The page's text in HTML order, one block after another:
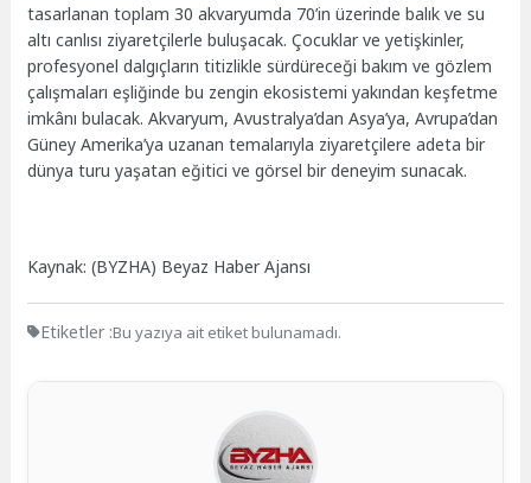
tasarlanan toplam 30 akvaryumda 70’in üzerinde balık ve su
altı canlısı ziyaretçilerle buluşacak. Çocuklar ve yetişkinler,
profesyonel dalgıçların titizlikle sürdüreceği bakım ve gözlem
çalışmaları eşliğinde bu zengin ekosistemi yakından keşfetme
imkânı bulacak. Akvaryum, Avustralya’dan Asya’ya, Avrupa’dan
Güney Amerika’ya uzanan temalarıyla ziyaretçilere adeta bir
dünya turu yaşatan eğitici ve görsel bir deneyim sunacak.
Kaynak: (BYZHA) Beyaz Haber Ajansı
Etiketler :Bu yazıya ait etiket bulunamadı.